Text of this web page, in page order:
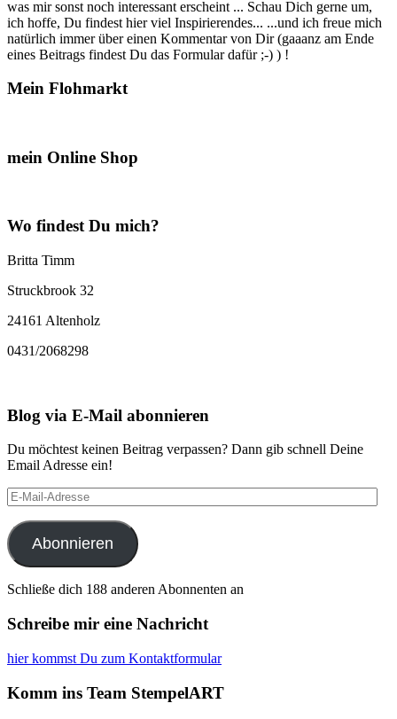
was mir sonst noch interessant erscheint ... Schau Dich gerne um,
ich hoffe, Du findest hier viel Inspirierendes... ...und ich freue mich
natürlich immer über einen Kommentar von Dir (gaaanz am Ende
eines Beitrags findest Du das Formular dafür ;-) ) !
Mein Flohmarkt
mein Online Shop
Wo findest Du mich?
Britta Timm
Struckbrook 32
24161 Altenholz
0431/2068298
Blog via E-Mail abonnieren
Du möchtest keinen Beitrag verpassen? Dann gib schnell Deine
Email Adresse ein!
E-
Mail-
Adresse
Abonnieren
Schließe dich 188 anderen Abonnenten an
Schreibe mir eine Nachricht
hier kommst Du zum Kontaktformular
Komm ins Team StempelART